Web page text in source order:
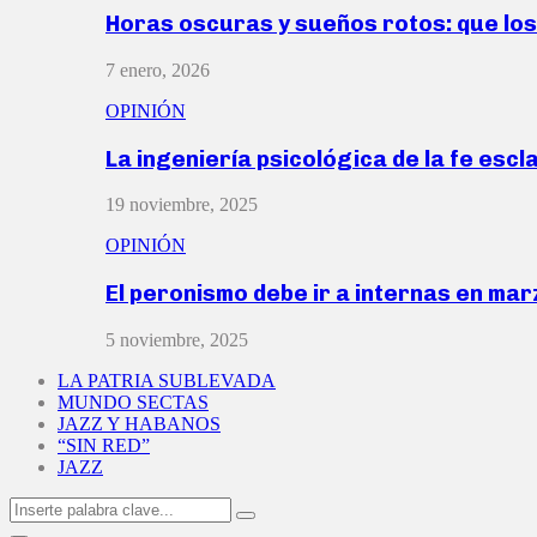
Horas oscuras y sueños rotos: que
7 enero, 2026
OPINIÓN
La ingeniería psicológica de la fe
19 noviembre, 2025
OPINIÓN
El peronismo debe ir a internas en
5 noviembre, 2025
LA PATRIA SUBLEVADA
MUNDO SECTAS
JAZZ Y HABANOS
“SIN RED”
JAZZ
Search
for:
Search